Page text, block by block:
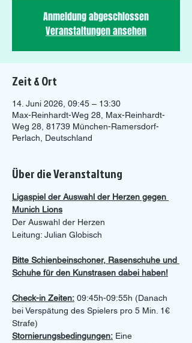
Anmeldung abgeschlossen
Veranstaltungen ansehen
Zeit & Ort
14. Juni 2026, 09:45 – 13:30
Max-Reinhardt-Weg 28, Max-Reinhardt-
Weg 28, 81739 München-Ramersdorf-
Perlach, Deutschland
Über die Veranstaltung
Ligaspiel der Auswahl der Herzen gegen
Munich Lions
Der Auswahl der Herzen
Leitung: Julian Globisch
Bitte Schienbeinschoner, Rasenschuhe und
Schuhe für den Kunstrasen dabei haben!
Check-in Zeiten: 09:45h-09:55h (Danach
bei Verspätung des Spielers pro 5 Min. 1€
Strafe)
Stornierungsbedingungen: Eine